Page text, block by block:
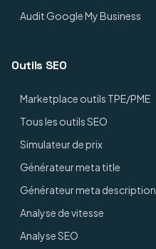
Audit Google My Business
Outils SEO
Marketplace outils TPE/PME
Tous les outils SEO
Simulateur de prix
Générateur meta title
Générateur meta description
Analyse de vitesse
Analyse SEO